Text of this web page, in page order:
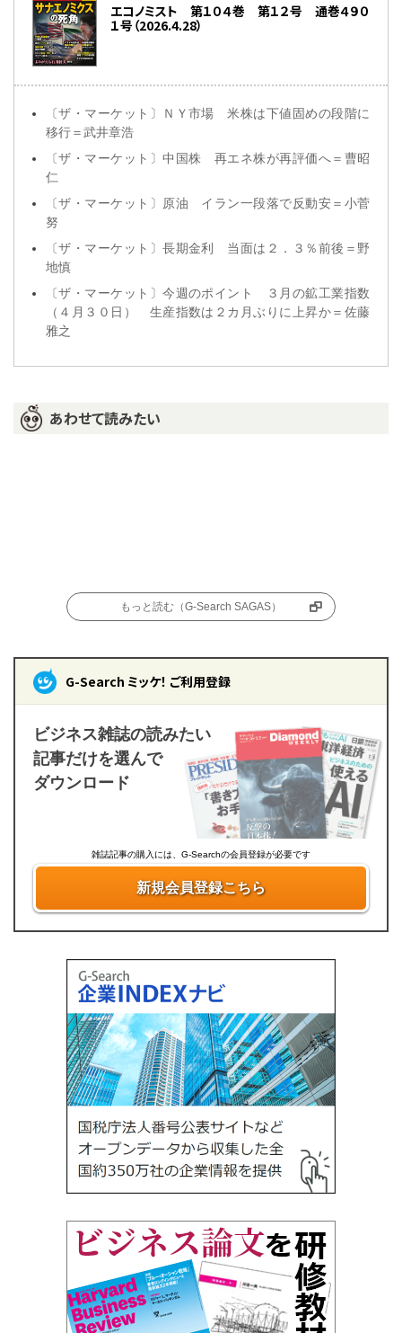
エコノミスト 第１０４巻 第１２号 通巻４９０
１号（2026.4.28）
〔ザ・マーケット〕ＮＹ市場 米株は下値固めの段階に
移行＝武井章浩
〔ザ・マーケット〕中国株 再エネ株が再評価へ＝曹昭
仁
〔ザ・マーケット〕原油 イラン一段落で反動安＝小菅
努
〔ザ・マーケット〕長期金利 当面は２．３％前後＝野
地慎
〔ザ・マーケット〕今週のポイント ３月の鉱工業指数
（４月３０日） 生産指数は２カ月ぶりに上昇か＝佐藤
雅之
あわせて読みたい
もっと読む（G-Search SAGAS）
G-Search ミッケ！ ご利用登録
ビジネス雑誌の読みたい
記事だけを選んで
ダウンロード
雑誌記事の購入には、G-Searchの会員登録が必要です
新規会員登録こちら